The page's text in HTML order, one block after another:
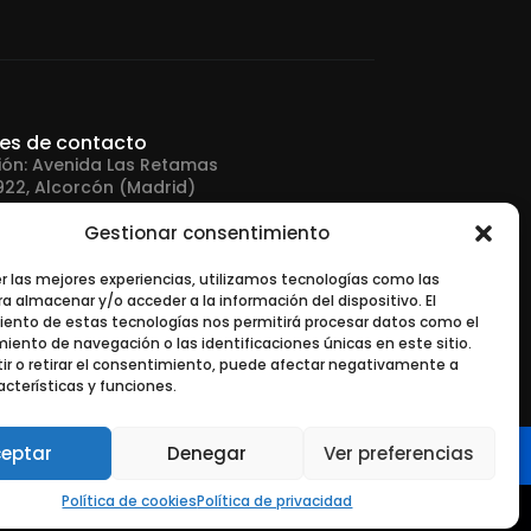
Gestionar consentimiento
las mejores experiencias, utilizamos tecnologías como las
almacenar y/o acceder a la información del dispositivo. El
de estas tecnologías nos permitirá procesar datos como el
de navegación o las identificaciones únicas en este sitio.
o retirar el consentimiento, puede afectar negativamente a
y funciones.
Denegar Ver preferencias
Política de cookiesPolítica de privacidad
de contacto
Avenida Las Retamas
Alcorcón (Madrid)
electrónico: